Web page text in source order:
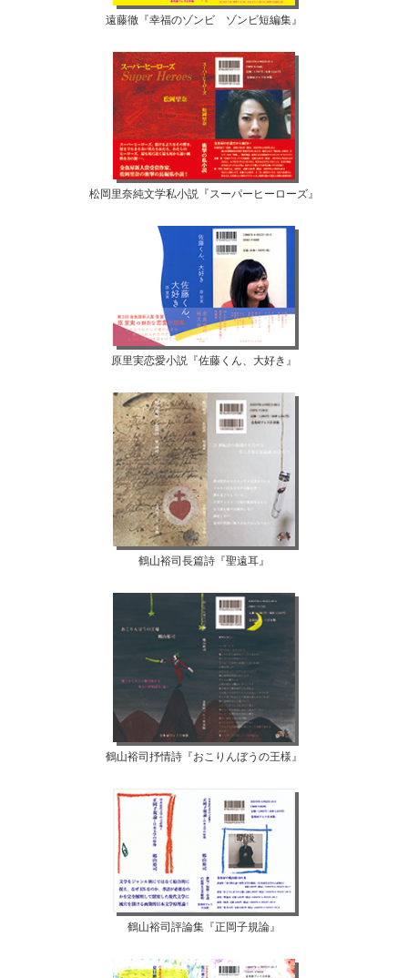
遠藤徹『幸福のゾンビ ゾンビ短編集』
松岡里奈純文学私小説『スーパーヒーローズ』
原里実恋愛小説『佐藤くん、大好き』
鶴山裕司長篇詩『聖遠耳』
鶴山裕司抒情詩『おこりんぼうの王様』
鶴山裕司評論集『正岡子規論』